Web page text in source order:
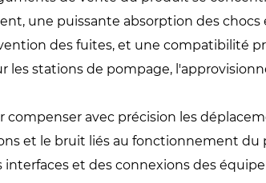
une puissante absorption des
des fuites, et une compatibilité
stations de pompage,
avec précision les
et le bruit liés au fonctionnement du
et des connexions des